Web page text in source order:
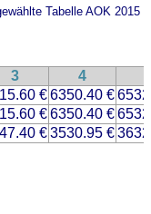
Tabelle AOK 2015
3 4
€6350.40 €
€6350.40 €
€3530.95 €